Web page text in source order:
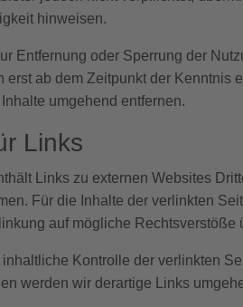
hinweisen.
Entfernung oder Sperrung der
erst ab dem Zeitpunkt der
umgehend entfernen.
Links
Links zu externen Websites
Für die Inhalte der verlinkten
auf mögliche
inhaltliche Kontrolle der verlinkten
werden wir derartige Links